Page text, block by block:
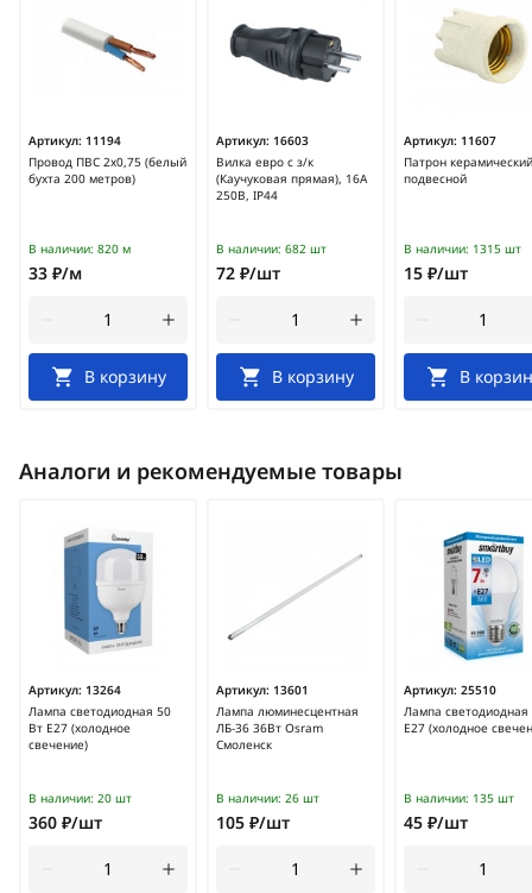
Артикул: 11194
Провод ПВС 2х0,75 (белый
бухта 200 метров)
В наличии: 820 м
33 ₽/м
В корзину
Артикул: 16603
Вилка евро с з/к
(Каучуковая прямая), 16А
250В, IP44
В наличии: 682 шт
72 ₽/шт
В корзину
Артикул: 11607
Патрон
подвесной
В наличии: 1315 шт
15 ₽/шт
В
Аналоги и рекомендуемые товары
Артикул: 13264
Лампа светодиодная 50
Вт E27 (холодное
свечение)
В наличии: 20 шт
360 ₽/шт
Артикул: 13601
Лампа люминесцентная
ЛБ-36 36Вт Osram
Смоленск
В наличии: 26 шт
105 ₽/шт
Артикул: 25510
Лампа светодиодная
E27 (холодное
В наличии: 135 шт
45 ₽/шт